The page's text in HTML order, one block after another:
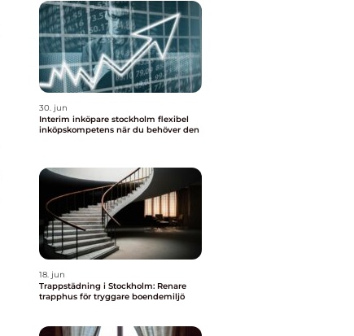
30. jun
Interim inköpare stockholm flexibel
inköpskompetens när du behöver den
18. jun
Trappstädning i Stockholm: Renare
trapphus för tryggare boendemiljö